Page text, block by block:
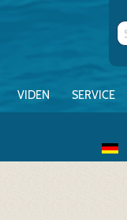
VIDEN SERVICE